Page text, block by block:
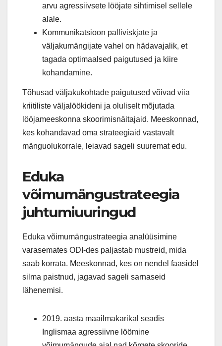
arvu agressiivsete lööjate sihtimisel sellele
alale.
Kommunikatsioon palliviskjate ja
väljakumängijate vahel on hädavajalik, et
tagada optimaalsed paigutused ja kiire
kohandamine.
Tõhusad väljakukohtade paigutused võivad viia
kriitiliste väljalöökideni ja oluliselt mõjutada
lööjameeskonna skoorimisnäitajaid. Meeskonnad,
kes kohandavad oma strateegiaid vastavalt
mänguolukorrale, leiavad sageli suuremat edu.
Eduka
võimumängustrateegia
juhtumiuuringud
Eduka võimumängustrateegia analüüsimine
varasemates ODI-des paljastab mustreid, mida
saab korrata. Meeskonnad, kes on nendel faasidel
silma paistnud, jagavad sageli sarnaseid
lähenemisi.
2019. aasta maailmakarikal seadis
Inglismaa agressiivne löömine